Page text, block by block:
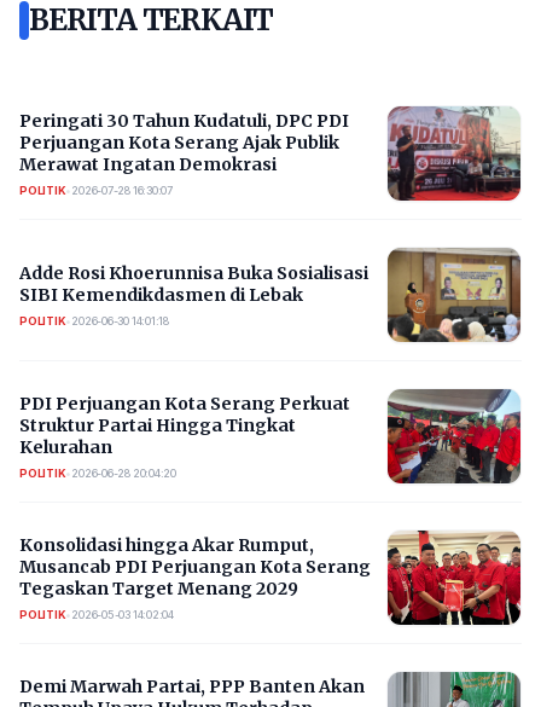
BERITA TERKAIT
Peringati 30 Tahun Kudatuli, DPC PDI
Perjuangan Kota Serang Ajak Publik
Merawat Ingatan Demokrasi
POLITIK• 2026-07-28 16:30:07
Adde Rosi Khoerunnisa Buka Sosialisasi
SIBI Kemendikdasmen di Lebak
POLITIK• 2026-06-30 14:01:18
PDI Perjuangan Kota Serang Perkuat
Struktur Partai Hingga Tingkat
Kelurahan
POLITIK• 2026-06-28 20:04:20
Konsolidasi hingga Akar Rumput,
Musancab PDI Perjuangan Kota Serang
Tegaskan Target Menang 2029
POLITIK• 2026-05-03 14:02:04
Demi Marwah Partai, PPP Banten Akan